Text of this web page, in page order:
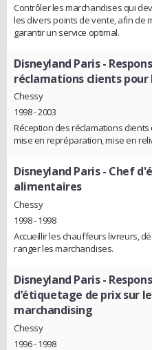
Contrôler les marchandises qui
les divers points de vente, afin de
garantir un service optimal.
Disneyland Paris-
réclamations clients
Chessy
1998 - 2003
Réception des réclamations
mise en repréparation, mise en
Disneyland Paris- Chef
alimentaires
Chessy
1998 - 1998
Accueillir les chauffeurs livreurs,
ranger les marchandises.
Disneyland Paris-
d’étiquetage de prix sur
marchandising
Chessy
1996 - 1998